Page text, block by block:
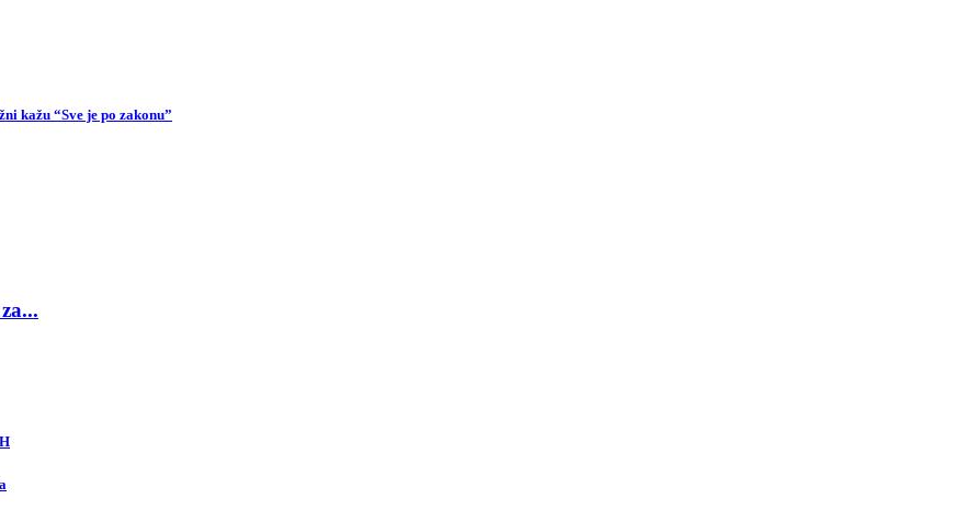
kažu “Sve je po zakonu”